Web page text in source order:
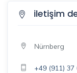
iletişim
Nürnberg
+49 (911) 37